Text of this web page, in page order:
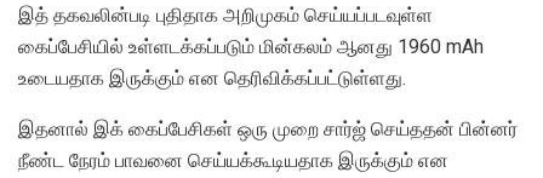
இத் தகவலின்படி புதிதாக அறிமுகம் செய்யப்படவுள்ள
கைப்பேசியில் உள்ளடக்கப்படும் மின்கலம் ஆனது 1960 mAh
உடையதாக இருக்கும் என தெரிவிக்கப்பட்டுள்ளது.
இதனால் இக் கைப்பேசிகள் ஒரு முறை சார்ஜ் செய்ததன் பின்னர்
நீண்ட நேரம் பாவனை செய்யக்கூடியதாக இருக்கும் என